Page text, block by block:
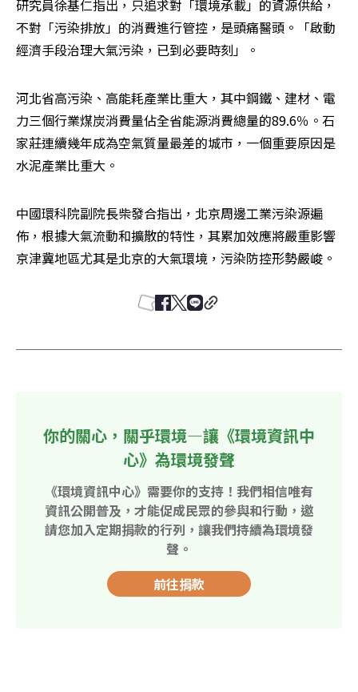
研究員徐基仁指出，只追求對「環境承載」的資源供給，
不對「污染排放」的消費進行管控，是頭痛醫頭。「啟動
經濟手段治理大氣污染，已到必要時刻」。
河北省高污染、高能耗產業比重大，其中鋼鐵、建材、電
力三個行業煤炭消費量佔全省能源消費總量的89.6％。石
家莊連續幾年成為空氣質量最差的城市，一個重要原因是
水泥產業比重大。
中國環科院副院長柴發合指出，北京周邊工業污染源遍
佈，根據大氣流動和擴散的特性，其累加效應將嚴重影響
京津冀地區尤其是北京的大氣環境，污染防控形勢嚴峻。
你的關心，關乎環境—讓《環境資訊中
心》為環境發聲
《環境資訊中心》需要你的支持！我們相信唯有
資訊公開普及，才能促成民眾的參與和行動，邀
請您加入定期捐款的行列，讓我們持續為環境發
聲。
前往捐款